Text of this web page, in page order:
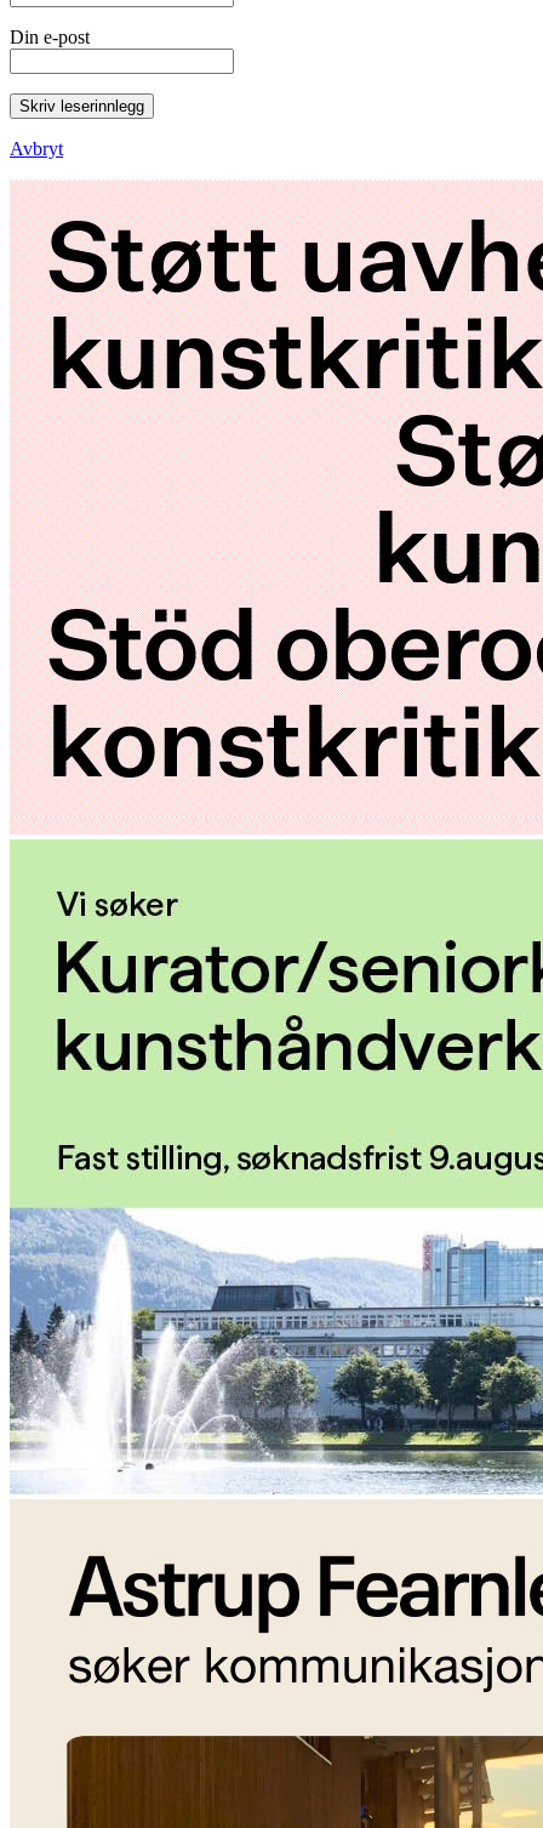
Din e-post
Skriv leserinnlegg
Avbryt